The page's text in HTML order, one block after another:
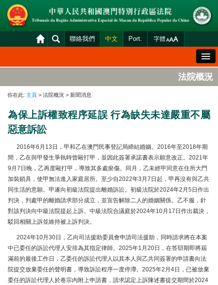
聯絡我們 中文 Port. 字體
法院概況
案件分發及排期
統計資料
財產申報查閱
下載區
法院電子平台
法院概況
你在此: 主頁 > 法院概況 > 新聞消息
為保上訴權致程序延誤 行為缺失未達嚴重不屬
惡意訴訟
2016年6月13日，甲和乙在澳門民事登記局締結婚姻。2016年至2018年期
間，乙在與甲發生爭執時曾毆打甲，並因此簽署承諾書表示願意改正。2021年
9月7日晚，乙再度毆打甲，導致其多處瘀傷。同月，乙未經甲同意在住所大門
加裝鎖具，使甲無法進入家庭居所。至少自2022年3月7日起，甲再沒有與乙共
同生活的意願。甲遂向初級法院提出離婚訴訟。初級法院於2024年2月5日作出
判決，判處甲的離婚請求部分成立，並宣告解除二人的婚姻關係。乙不服，針
對該判決向中級法院提起上訴。中級法院合議庭於2024年10月17日作出裁決，
駁回相關上訴並維持被上訴判決。
2024年10月30日，乙向司法援助委員會申請司法援助，同時請求將在本案
中已委任的訴訟代理人安排為其指定律師。2025年1月20日，在答辯期即將屆
滿前的最後工作日，乙委任的訴訟代理人以其本人與乙共同簽署的申請書向法
院提交放棄委任的聲明書，導致訴訟程序一度停滯。2025年2月4日，已被放棄
委任的訴訟代理人於卷宗內附上申請書，請求認定上訴陳述書提交期間於2024